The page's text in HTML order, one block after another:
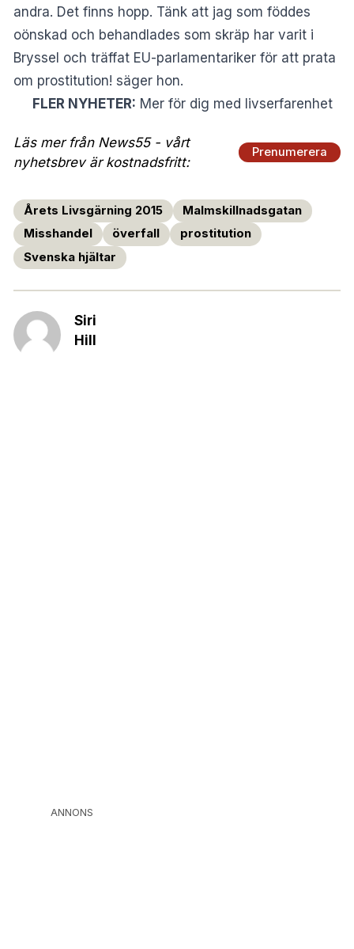
andra. Det finns hopp. Tänk att jag som föddes
oönskad och behandlades som skräp har varit i
Bryssel och träffat EU-parlamentariker för att prata
om prostitution! säger hon.
FLER NYHETER: Mer för dig med livserfarenhet
Läs mer från News55 - vårt
nyhetsbrev är kostnadsfritt:
Prenumerera
Årets Livsgärning 2015
Malmskillnadsgatan
Misshandel
överfall
prostitution
Svenska hjältar
Siri
Hill
ANNONS